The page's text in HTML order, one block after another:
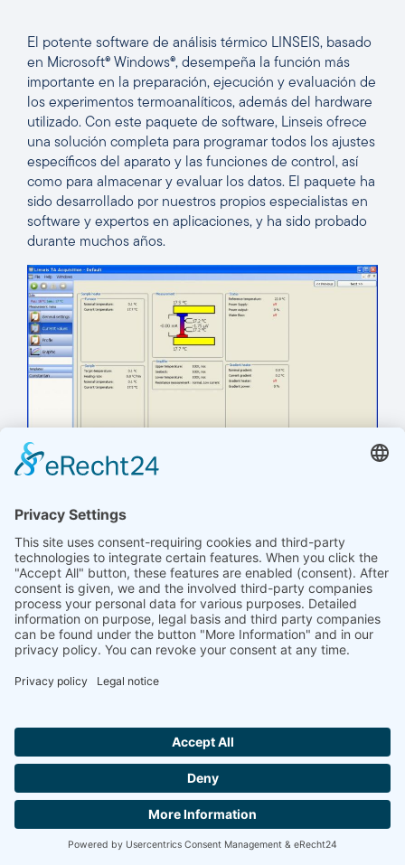
El potente software de análisis térmico LINSEIS, basado
en Microsoft® Windows®, desempeña la función más
importante en la preparación, ejecución y evaluación de
los experimentos termoanalíticos, además del hardware
utilizado. Con este paquete de software, Linseis ofrece
una solución completa para programar todos los ajustes
específicos del aparato y las funciones de control, así
como para almacenar y evaluar los datos. El paquete ha
sido desarrollado por nuestros propios especialistas en
software y expertos en aplicaciones, y ha sido probado
durante muchos años.
de la conductividad eléctrica
Control automático del contacto de la muestra
Crear programas automáticos de medición
Creación de perfiles de temperatura y gradientes
de temperatura para la medición Seebeck
Evaluación automática de las mediciones Harman
Visualización en color en tiempo real
Visualización de los ejes de libre elección (por
ejemplo, coeficiente Seebeck (eje y) frente a
temperatura (eje y))
Cálculos matemáticos (por ejemplo, primera y
segunda derivadas)
Base de datos para archivar todas las mediciones
y análisis
Hallo ich bin LINAI! Wie kann ich dir
CONTACTA CON NOSOTROS